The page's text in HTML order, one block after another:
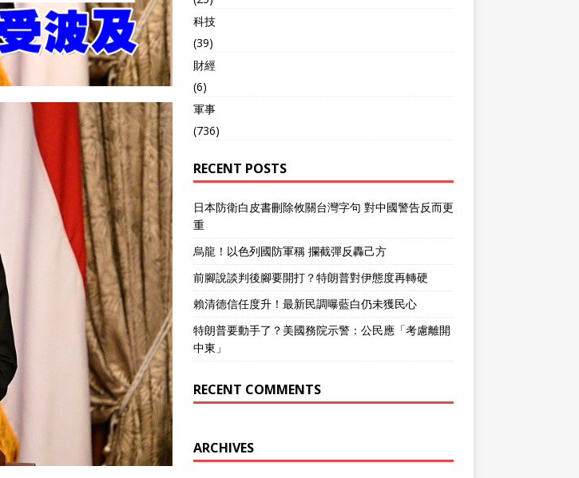
科技
(39)
財經
(6)
軍事
(736)
RECENT POSTS
日本防衛白皮書刪除攸關台灣字句 對中國警告反而更
重
烏龍！以色列國防軍稱 攔截彈反轟己方
前腳說談判後腳要開打？特朗普對伊態度再轉硬
賴清德信任度升！最新民調曝藍白仍未獲民心
特朗普要動手了？美國務院示警：公民應「考慮離開
中東」
RECENT COMMENTS
ARCHIVES